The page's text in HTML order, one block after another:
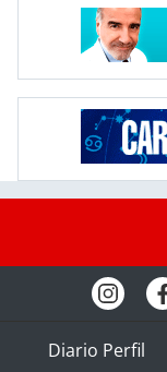
Diario Perfil